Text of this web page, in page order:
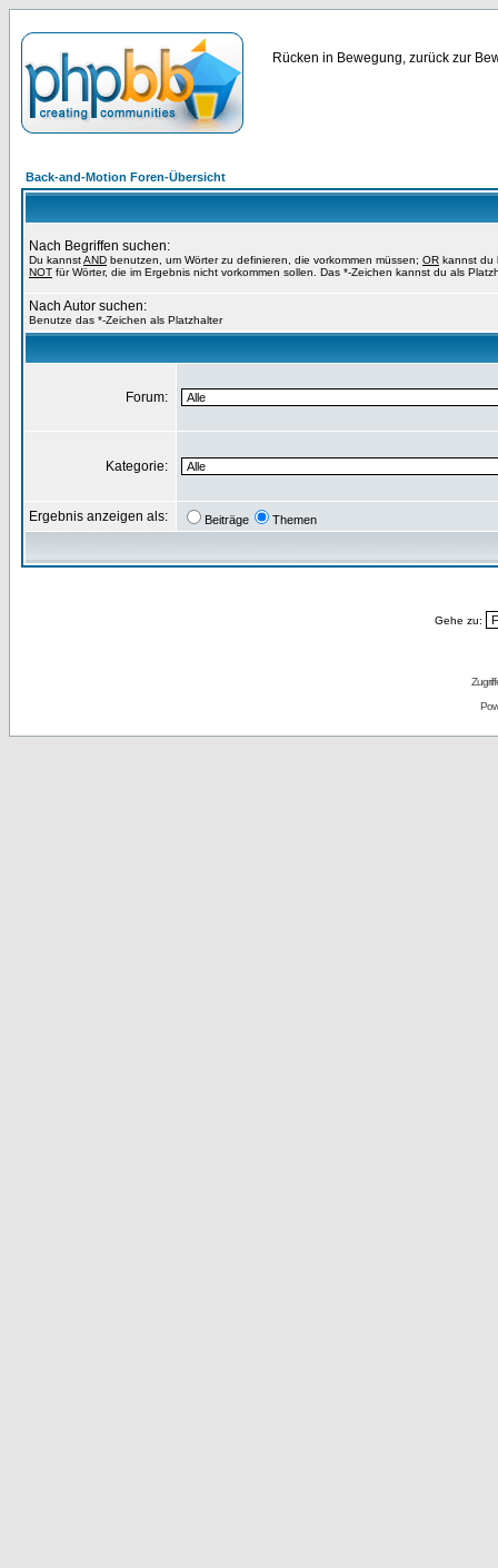
Rücken in Bewegung, zurück zur
Back-and-Motion Foren-Übersicht
Nach Begriffen suchen:
Du kannstAND benutzen, um Wörter zu definieren, die vorkommen müssen; OR kannst du
NOT für Wörter, die im Ergebnis nicht vorkommen sollen. Das *-Zeichen kannst du als
Nach Autor suchen:
Benutze das *-Zeichen als Platzhalter
Forum:
Kategorie:
Ergebnis anzeigen als: Beiträge Themen
Gehe zu: